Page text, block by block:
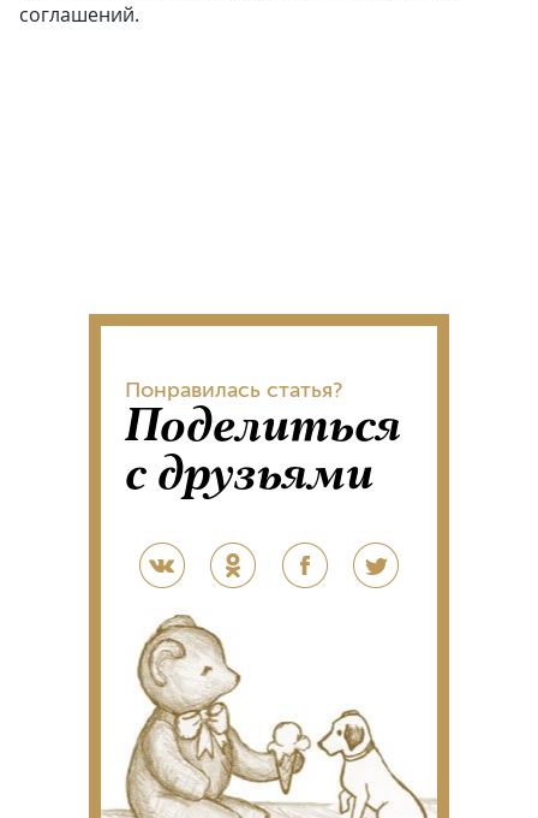
соглашений.
Понравилась статья?
Поделиться
с друзьями